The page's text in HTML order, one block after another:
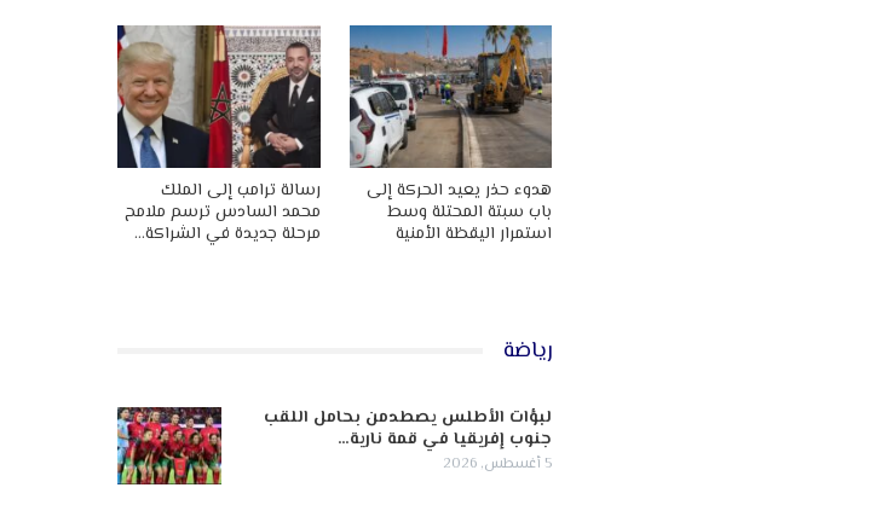
هدوء حذر يعيد الحركة إلى
باب سبتة المحتلة وسط
استمرار اليقظة الأمنية
رسالة ترامب إلى الملك
محمد السادس ترسم ملامح
مرحلة جديدة في الشراكة…
رياضة
لبؤات الأطلس يصطدمن بحامل اللقب
جنوب إفريقيا في قمة نارية…
5 أغسطس, 2026